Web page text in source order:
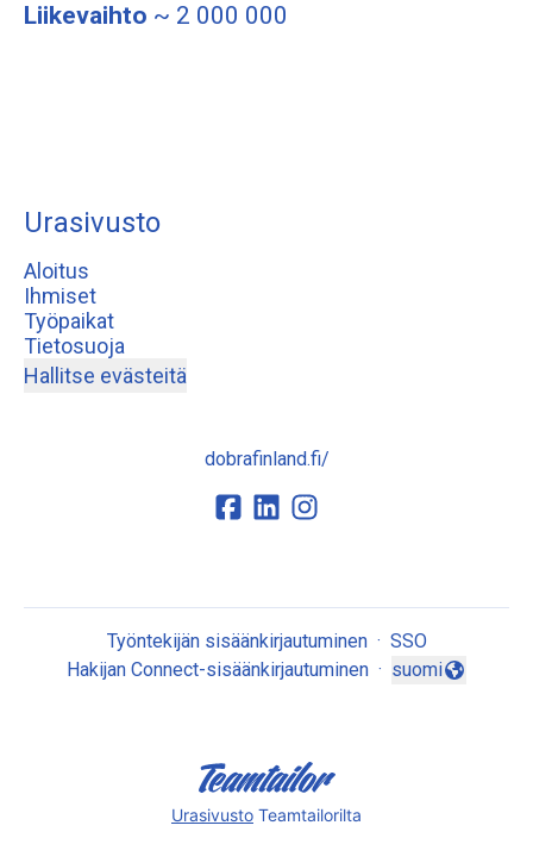
Liikevaihto ~ 2 000 000
Urasivusto
Aloitus
Ihmiset
Työpaikat
Tietosuoja
Hallitse evästeitä
dobrafinland.fi/
Työntekijän sisäänkirjautuminen · SSO
Hakijan Connect-sisäänkirjautuminen ·
Vaihda kieli
suomi
Urasivusto Teamtailorilta